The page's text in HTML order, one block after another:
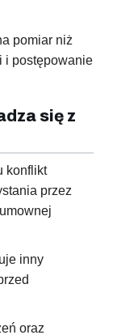
pomiar niż
i postępowanie
się z
konflikt
przez
inny
oraz